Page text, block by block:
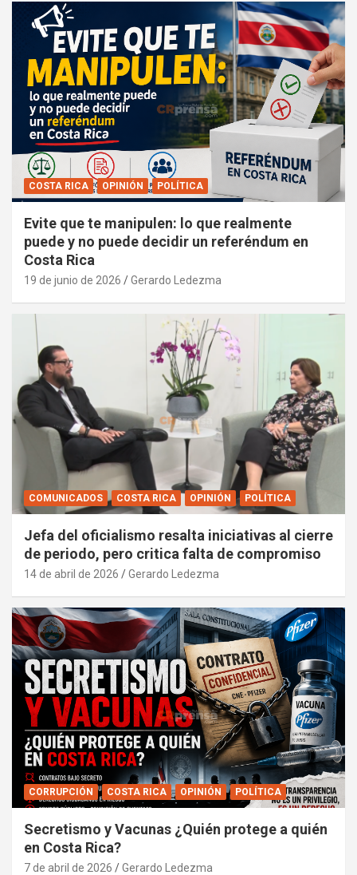
COSTA RICA OPINIÓN POLÍTICA
Evite que te manipulen: lo que realmente
puede y no puede decidir un referéndum en
Costa Rica
19 de junio de 2026 Gerardo Ledezma
COMUNICADOS COSTA RICA OPINIÓN POLÍTICA
Jefa del oficialismo resalta iniciativas al cierre
de periodo, pero critica falta de compromiso
14 de abril de 2026 Gerardo Ledezma
CORRUPCIÓN COSTA RICA OPINIÓN POLÍTICA
Secretismo y Vacunas ¿Quién protege a quién
en Costa Rica?
7 de abril de 2026 Gerardo Ledezma